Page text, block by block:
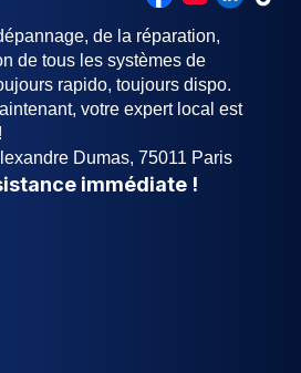
de la réparation,
de tous les systèmes de
rapido, toujours dispo.
votre expert local est
Dumas, 75011 Paris
immédiate !